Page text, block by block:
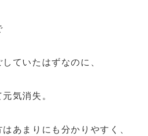
ていたはずなのに、
気消失。
あまりにも分かりやすく、